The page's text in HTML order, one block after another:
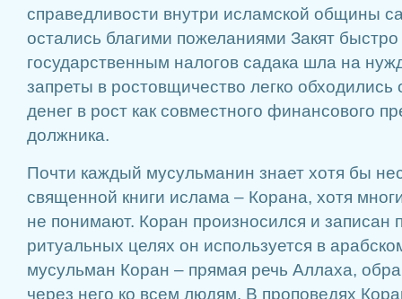
справедливости внутри исламской общины
остались благими пожеланиями Закят
государственным налогов садака шла на
запреты в ростовщичество легко
денег в рост как совместного финансового
должника.
Почти каждый мусульманин знает хотя бы
священной книги ислама – Корана, хотя
не понимают. Коран произносился и записан
ритуальных целях он используется в
мусульман Коран – прямая речь Аллаха,
через него ко всем людям. В проповедях